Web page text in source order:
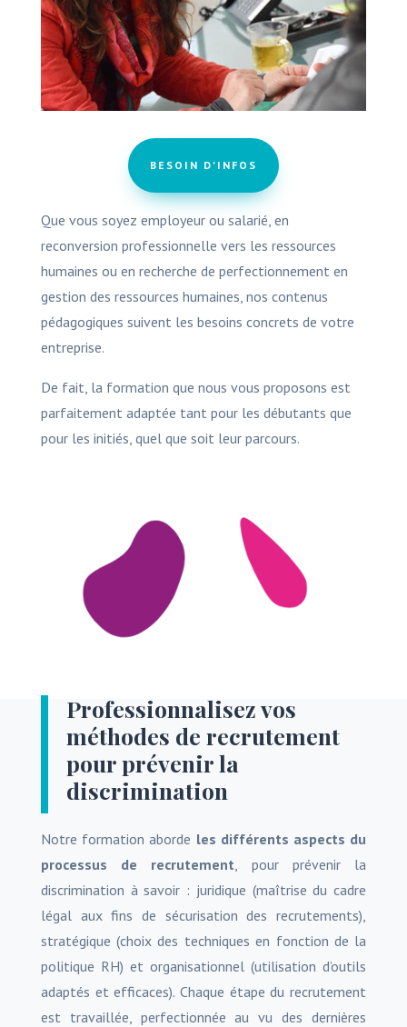
BESOIN D'INFOS
Que vous soyez employeur ou salarié, en
reconversion professionnelle vers les ressources
humaines ou en recherche de perfectionnement en
gestion des ressources humaines, nos contenus
pédagogiques suivent les besoins concrets de votre
entreprise.
De fait, la formation que nous vous proposons est
parfaitement adaptée tant pour les débutants que
pour les initiés, quel que soit leur parcours.
Professionnalisez vos
méthodes de recrutement
pour prévenir la
discrimination
Notre formation aborde les différents aspects du
processus de recrutement , pour prévenir la
discrimination à savoir : juridique (maîtrise du cadre
légal aux fins de sécurisation des recrutements),
stratégique (choix des techniques en fonction de la
politique RH) et organisationnel (utilisation d’outils
adaptés et efficaces). Chaque étape du recrutement
est travaillée, perfectionnée au vu des dernières